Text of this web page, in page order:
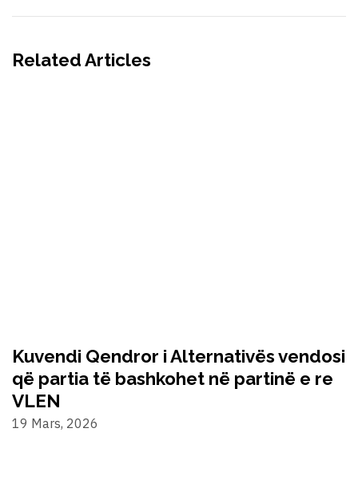
Related Articles
Kuvendi Qendror i Alternativës vendosi
që partia të bashkohet në partinë e re
VLEN
19 Mars, 2026